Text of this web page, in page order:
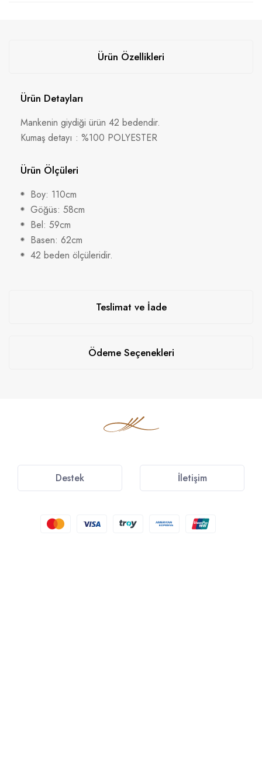
Ürün Özellikleri
Ürün Detayları
Mankenin giydiği ürün 42 bedendir.
Kumaş detayı : %100 POLYESTER
Ürün Ölçüleri
Boy: 110cm
Göğüs: 58cm
Bel: 59cm
Basen: 62cm
42 beden ölçüleridir.
Teslimat ve İade
Ödeme Seçenekleri
Destek İletişim